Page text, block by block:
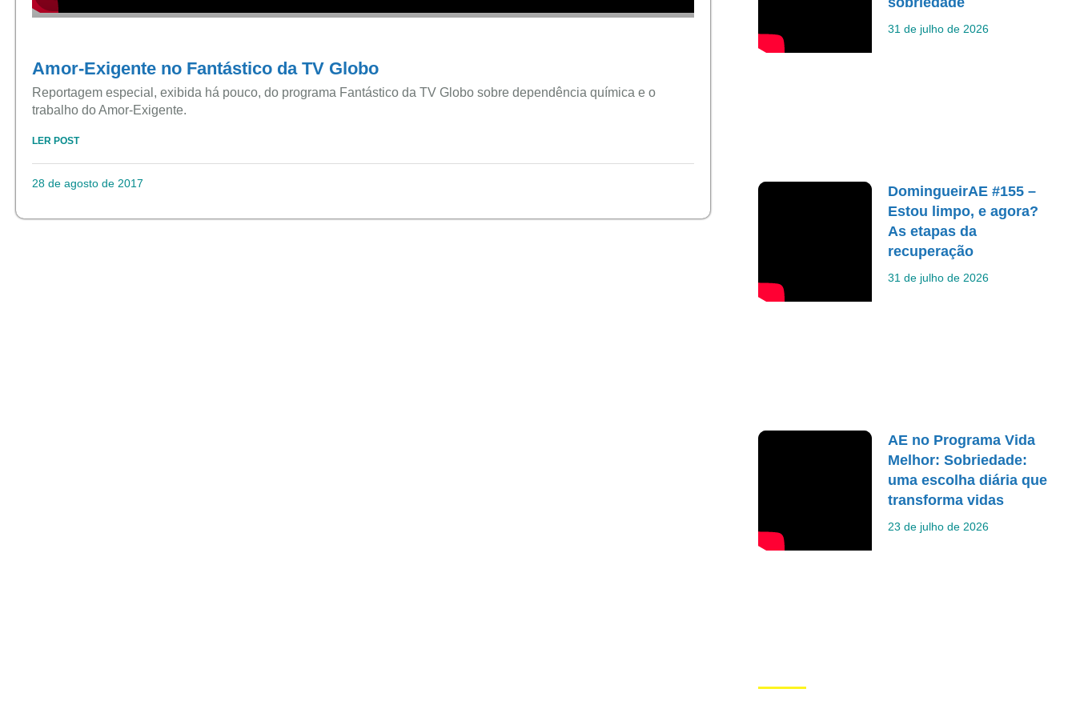
Amor-Exigente no Fantástico da TV Globo
Reportagem especial, exibida há pouco, do programa Fantástico da TV Globo sobre dependência química e o
trabalho do Amor-Exigente.
LER POST
28 de agosto de 2017
31 de julho de 2026
DomingueirAE #155 –
Estou limpo, e agora?
As etapas da
recuperação
31 de julho de 2026
AE no Programa Vida
Melhor: Sobriedade:
uma escolha diária que
transforma vidas
23 de julho de 2026